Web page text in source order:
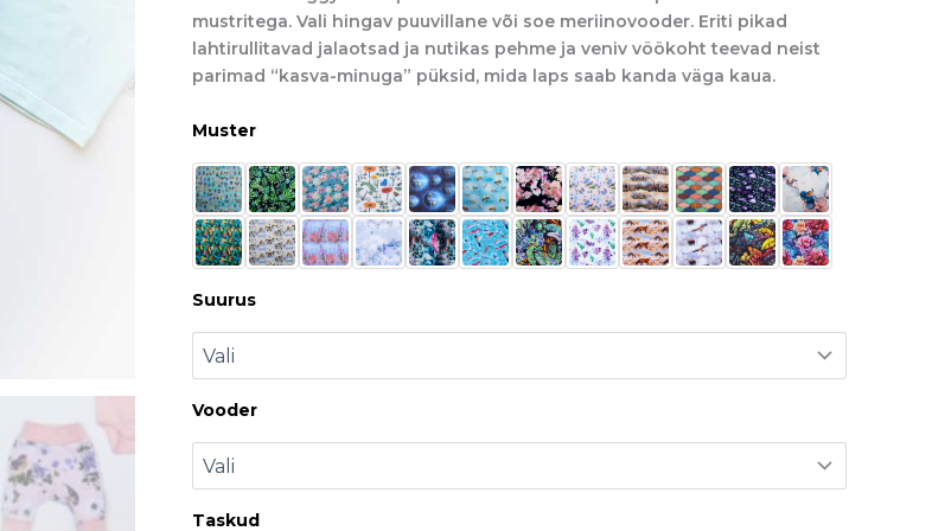
mustritega. Vali hingav puuvillane või soe meriinovooder. Eriti pikad
lahtirullitavad jalaotsad ja nutikas pehme ja veniv vöökoht teevad neist
parimad “kasva-minuga” püksid, mida laps saab kanda väga kaua.
Muster
Suurus
Vooder
Taskud